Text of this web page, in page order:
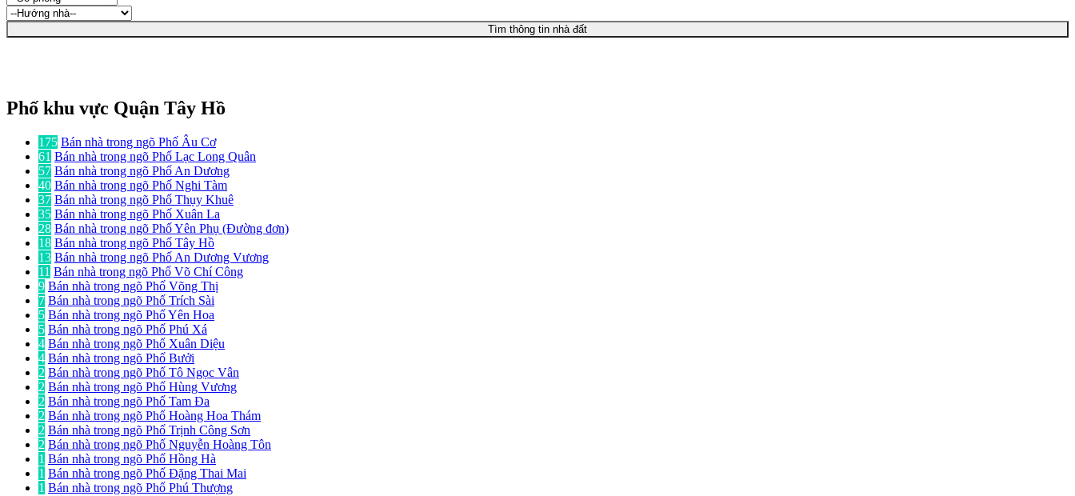
Tìm thông tin nhà đất
Phố khu vực Quận Tây Hồ
175 Bán nhà trong ngõ Phố Âu Cơ
61 Bán nhà trong ngõ Phố Lạc Long Quân
57 Bán nhà trong ngõ Phố An Dương
40 Bán nhà trong ngõ Phố Nghi Tàm
37 Bán nhà trong ngõ Phố Thụy Khuê
35 Bán nhà trong ngõ Phố Xuân La
28 Bán nhà trong ngõ Phố Yên Phụ (Đường đơn)
18 Bán nhà trong ngõ Phố Tây Hồ
13 Bán nhà trong ngõ Phố An Dương Vương
11 Bán nhà trong ngõ Phố Võ Chí Công
9 Bán nhà trong ngõ Phố Võng Thị
7 Bán nhà trong ngõ Phố Trích Sài
5 Bán nhà trong ngõ Phố Yên Hoa
5 Bán nhà trong ngõ Phố Phú Xá
4 Bán nhà trong ngõ Phố Xuân Diệu
4 Bán nhà trong ngõ Phố Bưởi
2 Bán nhà trong ngõ Phố Tô Ngọc Vân
2 Bán nhà trong ngõ Phố Hùng Vương
2 Bán nhà trong ngõ Phố Tam Đa
2 Bán nhà trong ngõ Phố Hoàng Hoa Thám
2 Bán nhà trong ngõ Phố Trịnh Công Sơn
2 Bán nhà trong ngõ Phố Nguyễn Hoàng Tôn
1 Bán nhà trong ngõ Phố Hồng Hà
1 Bán nhà trong ngõ Phố Đặng Thai Mai
1 Bán nhà trong ngõ Phố Phú Thượng